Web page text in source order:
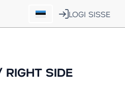
LOGI SISSE
SIDE